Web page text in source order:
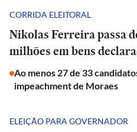
CORRIDA ELEITORAL
Nikolas Ferreira passa
milhões em bens
Ao menos 27 de 33
impeachment de Moraes
ELEIÇÃO PARA GOVERNADOR